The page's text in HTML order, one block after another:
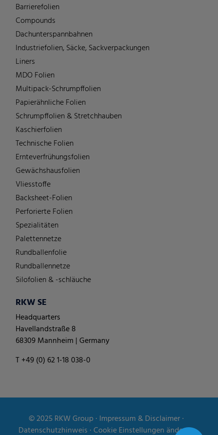
Barrierefolien
Compounds
Dachunterspannbahnen
Industriefolien, Säcke, Sackverpackungen
Liners
MDO Folien
Multipack-Schrumpffolien
Papierähnliche Folien
Schrumpffolien & Stretchhauben
Kaschierfolien
Technische Folien
Ernteverfrühungsfolien
Gewächshausfolien
Vliesstoffe
Backsheet-Folien
Perforierte Folien
Spezialitäten
Palettennetze
Rundballenfolie
Rundballennetze
Silofolien & -schläuche
RKW SE
Headquarters
Havellandstraße 8
68309 Mannheim | Germany
T +49 (0) 62 1-18 038-0
© 2025RKW Group∙ Impressum & Disclaimer∙
Datenschutzhinweis ∙Cookie Einstellungen ändern∙